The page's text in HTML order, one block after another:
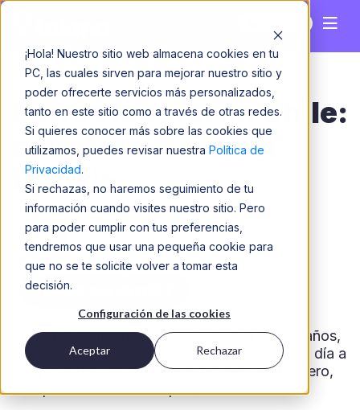
¡Hola! Nuestro sitio web almacena cookies en tu
PC, las cuales sirven para mejorar nuestro sitio y
poder ofrecerte servicios más personalizados,
tanto en este sitio como a través de otras redes.
Si quieres conocer más sobre las cookies que
utilizamos, puedes revisar nuestra Política de
Privacidad.
Si rechazas, no haremos seguimiento de tu
información cuando visites nuestro sitio. Pero
para poder cumplir con tus preferencias,
tendremos que usar una pequeña cookie para
que no se te solicite volver a tomar esta
decisión.
Configuración de las cookies
Aceptar Rechazar
Estrés laboral en Chile:
salud mental en el
trabajo
Javiera Acuña
Resumir con ChatGPT
Si bien la pandemia ya pasó hace un par de años,
sus consecuencias siguen afectando nuestro día a
día y muchas veces no nos damos cuenta. Pero,